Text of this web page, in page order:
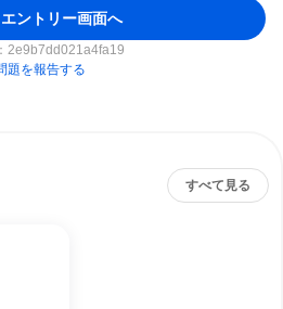
エントリー画面へ
2e9b7dd021a4fa19
題を報告する
すべて見る